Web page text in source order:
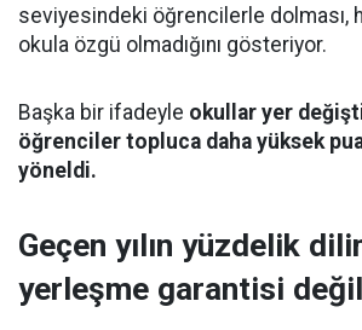
seviyesindeki öğrencilerle dolması,
okula özgü olmadığını gösteriyor.
Başka bir ifadeyle okullar yer
öğrenciler topluca daha yüksek
yöneldi.
Geçen yılın yüzdelik
yerleşme garantisi